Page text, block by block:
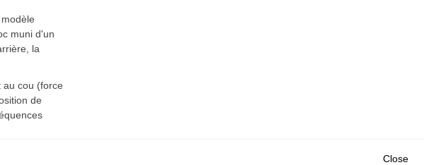
muni d'un
la
au cou (force
de
Close